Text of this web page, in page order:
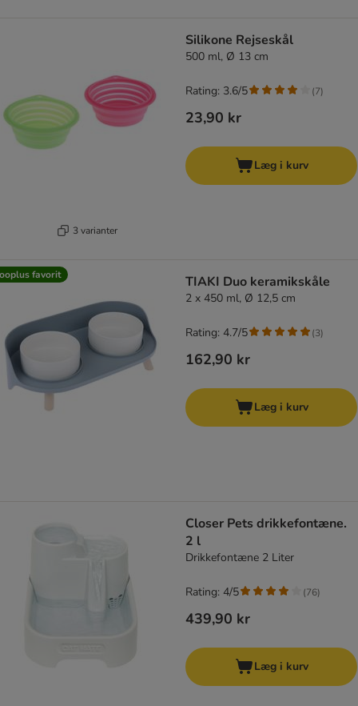
3 varianter
Silikone Rejseskål
500 ml, Ø 13 cm
23,90 kr
Rating: 3.6/5 (7)
Læg i kurv
favorit TIAKI Duo keramikskåle
2 x 450 ml, Ø 12,5 cm
162,90 kr
Rating: 4.7/5 (3)
Læg i kurv
Closer Pets drikkefontæne.
2 l
Drikkefontæne 2 Liter
439,90 kr
Rating: 4/5 (76)
Læg i kurv